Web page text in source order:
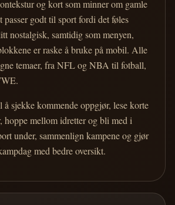
og kort som minner om gamle
passer godt til sport fordi det føles
nostalgisk, samtidig som menyen,
er raske å bruke på mobil. Alle
temaer, fra NFL og NBA til fotball,
sjekke kommende oppgjør, lese korte
hoppe mellom idretter og bli med i
under, sammenlign kampene og gjør
med bedre oversikt.